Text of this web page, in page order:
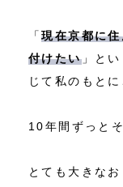
「現在京都に
付けたい」と
じて私のもと
10年間ずっと
とても大きな